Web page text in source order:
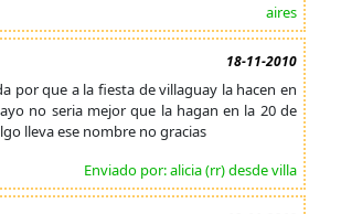
aires
18-11-2010
por que a la fiesta de villaguay la hacen en
no seria mejor que la hagan en la 20 de
lleva ese nombre no gracias
Enviado por: alicia (rr) desde villa